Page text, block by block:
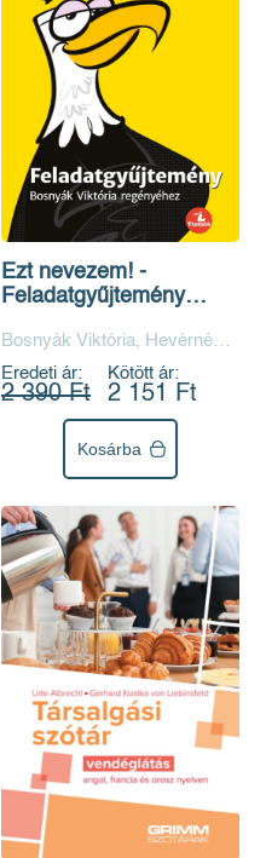
Ezt nevezem! -
Feladatgyűjtemény
regényéhez
Bosnyák Viktória, Hevérné
Kanyó Andrea
Eredeti ár:
2 390 Ft
Kötött ár:
2 151 Ft
Kosárba